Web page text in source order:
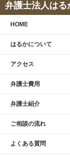
弁護士法人はる
HOME
はるかについて
アクセス
弁護士費用
弁護士紹介
ご相談の流れ
よくある質問